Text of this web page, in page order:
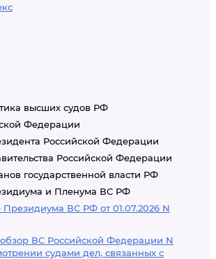
высших судов РФ
Федерации
Российской Федерации
Российской Федерации
государственной власти РФ
и Пленума ВС РФ
Президиума ВС РФ от 01.07.2026 N
ВС Российской Федерации N
судами дел, связанных с